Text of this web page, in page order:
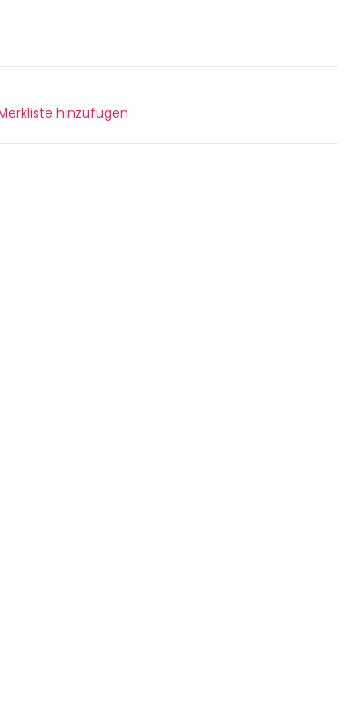
hinzufügen